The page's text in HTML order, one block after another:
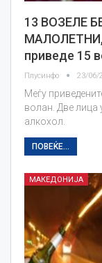
13 ВОЗЕЛЕ
приведе 15
Плусинфо 23/06/
Меѓу
волан. Две лица
алкохол.
ПОВЕЌЕ...
МАКЕДОНИЈА